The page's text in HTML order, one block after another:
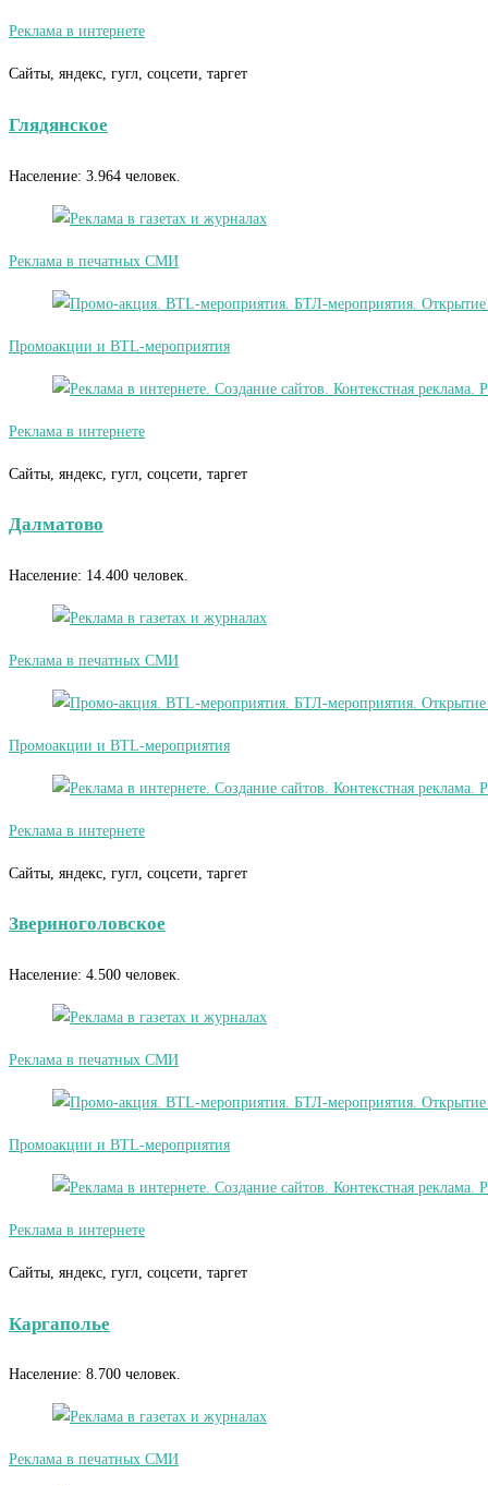
Реклама в интернете
Сайты, яндекс, гугл, соцсети, таргет
Глядянское
Население: 3.964 человек.
Реклама в печатных СМИ
Промоакции и BTL-мероприятия
Реклама в интернете
Сайты, яндекс, гугл, соцсети, таргет
Далматово
Население: 14.400 человек.
Реклама в печатных СМИ
Промоакции и BTL-мероприятия
Реклама в интернете
Сайты, яндекс, гугл, соцсети, таргет
Звериноголовское
Население: 4.500 человек.
Реклама в печатных СМИ
Промоакции и BTL-мероприятия
Реклама в интернете
Сайты, яндекс, гугл, соцсети, таргет
Каргаполье
Население: 8.700 человек.
Реклама в печатных СМИ